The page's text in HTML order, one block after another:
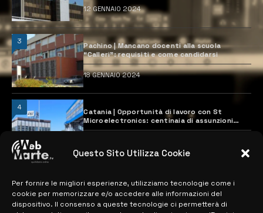
Questo Sito Utilizza Cookie
Per fornire le migliori esperienze, utilizziamo tecnologie come i
cookie per memorizzare e/o accedere alle informazioni del
dispositivo. Il consenso a queste tecnologie ci permetterà di
12 GENNAIO 2024
3
Pachino | Mancano docenti alla scuola
“Calleri”: requisiti e come candidarsi
18 GENNAIO 2024
4
Catania | Opportunità di lavoro con St
Microelectronics: centinaia di assunzioni
previste
MAPPA DEL SITO